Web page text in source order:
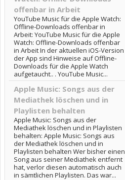
offenbar in Arbeit
YouTube Music für die Apple Watch:
Offline-Downloads offenbar in
Arbeit: YouTube Music für die Apple
Watch: Offline-Downloads offenbar
in Arbeit In der aktuellen iOS-Version
der App sind Hinweise auf Offline-
Downloads für die Apple Watch
aufgetaucht.. . YouTube Music...
Apple Music: Songs aus der
Mediathek löschen und in
Playlisten behalten
Apple Music: Songs aus der
Mediathek löschen und in Playlisten
behalten: Apple Music: Songs aus
der Mediathek löschen und in
Playlisten behalten Wer bisher einen
Song aus seiner Mediathek entfernt
hat, verlor diesen automatisch auch
in sämtlichen Playlisten. Das war...